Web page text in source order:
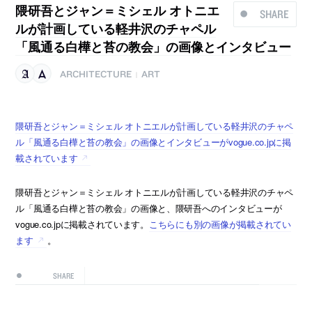
SHARE
隈研吾とジャン＝ミシェル オトニエ
ルが計画している軽井沢のチャペル
「風通る白樺と苔の教会」の画像とインタビュー
ARCHITECTURE ART
隈研吾とジャン＝ミシェル オトニエルが計画している軽井沢のチャペ
ル「風通る白樺と苔の教会」の画像とインタビューがvogue.co.jpに掲
載されています
隈研吾とジャン＝ミシェル オトニエルが計画している軽井沢のチャペ
ル「風通る白樺と苔の教会」の画像と、隈研吾へのインタビューが
vogue.co.jpに掲載されています。 こちらにも別の画像が掲載されてい
ます
。
SHARE